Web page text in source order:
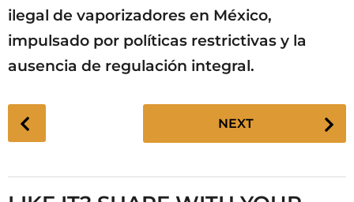
ilegal de vaporizadores en México,
impulsado por políticas restrictivas y la
ausencia de regulación integral.
P
o
NEXT